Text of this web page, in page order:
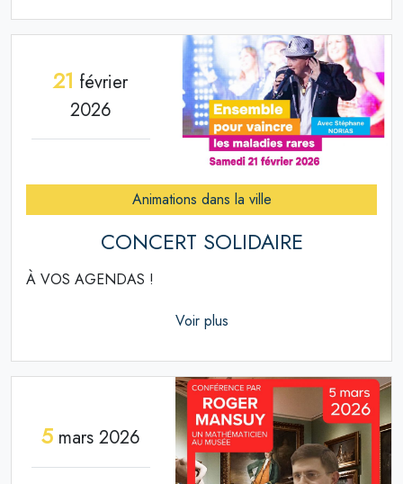
21 février
2026
Animations dans la ville
CONCERT SOLIDAIRE
À VOS AGENDAS !
Voir plus
5mars 2026